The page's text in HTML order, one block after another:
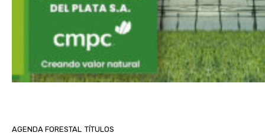
AGENDA FORESTAL TÍTULOS